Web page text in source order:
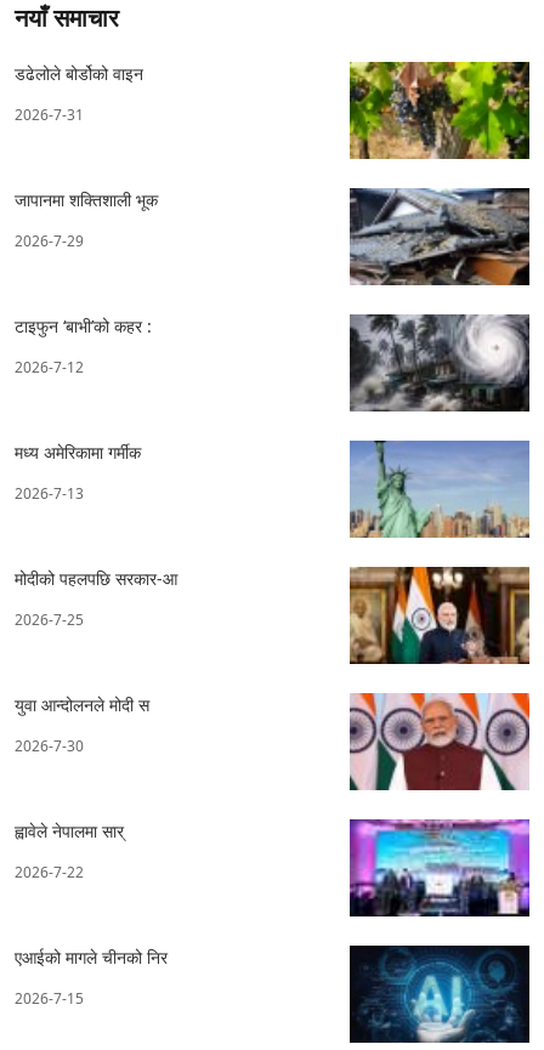
नयाँ समाचार
डढेलोले बोर्डोको वाइन
2026-7-31
जापानमा शक्तिशाली भूक
2026-7-29
टाइफुन ‘बाभी’को कहर :
2026-7-12
मध्य अमेरिकामा गर्मीक
2026-7-13
मोदीको पहलपछि सरकार-आ
2026-7-25
युवा आन्दोलनले मोदी स
2026-7-30
ह्वावेले नेपालमा सार्
2026-7-22
एआईको मागले चीनको निर
2026-7-15